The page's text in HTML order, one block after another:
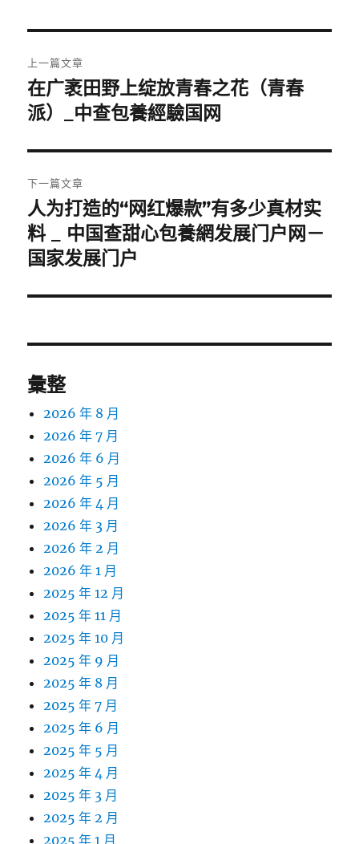
章
導
覽
上一篇文章
上
一
文
章:
在广袤田野上绽放青春之花（青春
派）_中查包養經驗国网
下一篇文章
下
一
篇
章:
人为打造的“网红爆款”有多少真材实
料 _ 中国查甜心包養網发展门户网－
国家发展门户
彙整
2026 年 8 月
2026 年 7 月
2026 年 6 月
2026 年 5 月
2026 年 4 月
2026 年 3 月
2026 年 2 月
2026 年 1 月
2025 年 12 月
2025 年 11 月
2025 年 10 月
2025 年 9 月
2025 年 8 月
2025 年 7 月
2025 年 6 月
2025 年 5 月
2025 年 4 月
2025 年 3 月
2025 年 2 月
2025 年 1 月